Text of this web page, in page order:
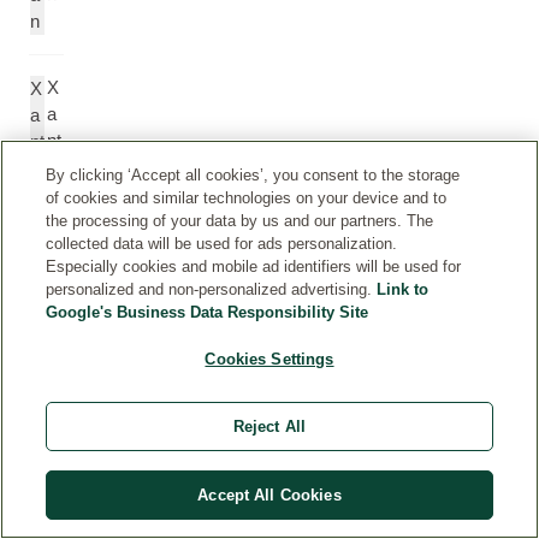
n
X
a
nt
X
a
nt
h
a
n
h
s
ur
By clicking ‘Accept all cookies’, you consent to the storage
of cookies and similar technologies on your device and to
the processing of your data by us and our partners. The
collected data will be used for ads personalization.
Especially cookies and mobile ad identifiers will be used for
personalized and non-personalized advertising. Link to
Google's Business Data Responsibility Site
Cookies Settings
Reject All
Accept All Cookies